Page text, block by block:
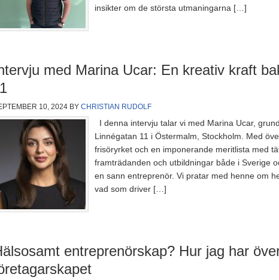
insikter om de största utmaningarna […]
med Marina Ucar: En kreativ kraft
10, 2024 BY CHRISTIAN RUDOLF
I denna intervju talar vi med Marina Ucar,
Linnégatan 11 i Östermalm, Stockholm. Med
frisöryrket och en imponerande meritlista med
framträdanden och utbildningar både i Sverige
en sann entreprenör. Vi pratar med henne om
vad som driver […]
entreprenörskap? Hur jag har